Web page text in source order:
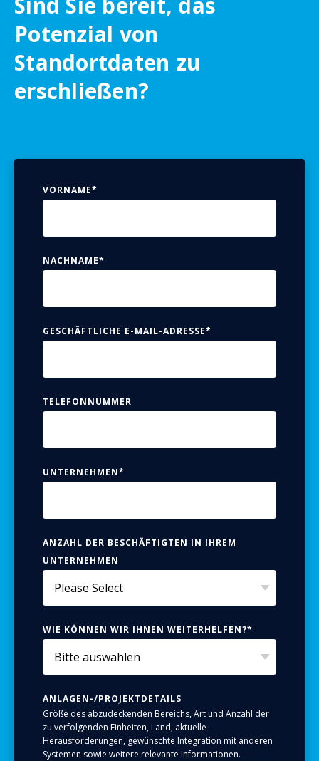
Potenzial von
Standortdaten zu
erschließen?
VORNAME*
NACHNAME*
GESCHÄFTLICHE E-MAIL-ADRESSE*
TELEFONNUMMER
UNTERNEHMEN*
ANZAHL DER BESCHÄFTIGTEN IN IHREM
UNTERNEHMEN
WIE KÖNNEN WIR IHNEN WEITERHELFEN?*
ANLAGEN-/PROJEKTDETAILS
Größe des abzudeckenden Bereichs, Art und Anzahl der
zu verfolgenden Einheiten, Land, aktuelle
Herausforderungen, gewünschte Integration mit anderen
Systemen sowie weitere relevante Informationen.